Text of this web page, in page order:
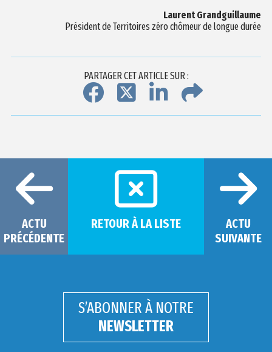
Laurent Grandguillaume
Président de Territoires zéro chômeur de longue durée
PARTAGER CET ARTICLE SUR :
ACTU
PRÉCÉDENTE
RETOUR À LA LISTE
ACTU
SUIVANTE
S’ABONNER À NOTRE
NEWSLETTER